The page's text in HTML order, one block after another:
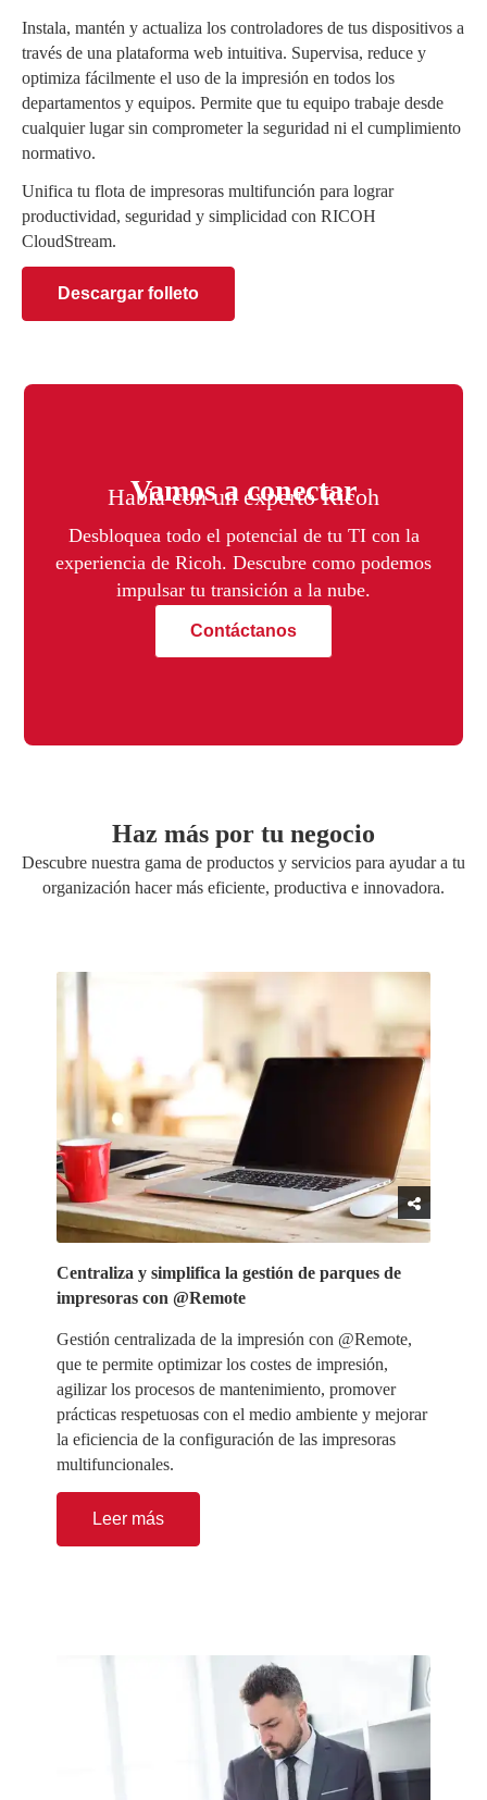
Instala, mantén y actualiza los controladores de tus dispositivos a
través de una plataforma web intuitiva. Supervisa, reduce y
optimiza fácilmente el uso de la impresión en todos los
departamentos y equipos. Permite que tu equipo trabaje desde
cualquier lugar sin comprometer la seguridad ni el cumplimiento
normativo.
Unifica tu flota de impresoras multifunción para lograr
productividad, seguridad y simplicidad con RICOH
CloudStream.
Descargar folleto
Vamos a conectar
Habla con un experto Ricoh
Desbloquea todo el potencial de tu TI con la
experiencia de Ricoh. Descubre como podemos
impulsar tu transición a la nube.
Contáctanos
Haz más por tu negocio
Descubre nuestra gama de productos y servicios para ayudar a tu
organización hacer más eficiente, productiva e innovadora.
Centraliza y simplifica la gestión de parques de
impresoras con @Remote
Gestión centralizada de la impresión con @Remote,
que te permite optimizar los costes de impresión,
agilizar los procesos de mantenimiento, promover
prácticas respetuosas con el medio ambiente y mejorar
la eficiencia de la configuración de las impresoras
multifuncionales.
Leer más